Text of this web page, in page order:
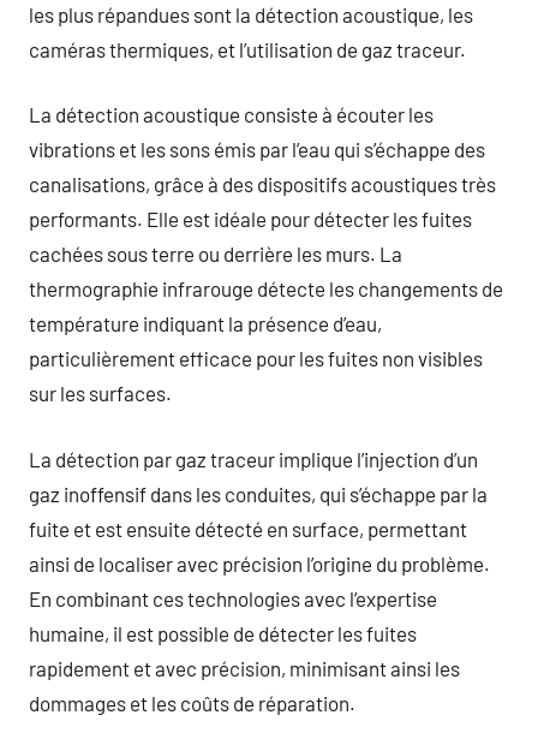
les plus répandues sont la détection acoustique, les
caméras thermiques, et l’utilisation de gaz traceur.
La détection acoustique consiste à écouter les
vibrations et les sons émis par l’eau qui s’échappe des
canalisations, grâce à des dispositifs acoustiques très
performants. Elle est idéale pour détecter les fuites
cachées sous terre ou derrière les murs. La
thermographie infrarouge détecte les changements de
température indiquant la présence d’eau,
particulièrement efficace pour les fuites non visibles
sur les surfaces.
La détection par gaz traceur implique l’injection d’un
gaz inoffensif dans les conduites, qui s’échappe par la
fuite et est ensuite détecté en surface, permettant
ainsi de localiser avec précision l’origine du problème.
En combinant ces technologies avec l’expertise
humaine, il est possible de détecter les fuites
rapidement et avec précision, minimisant ainsi les
dommages et les coûts de réparation.